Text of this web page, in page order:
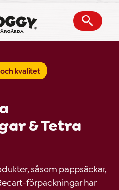
kvalitet
& Tetra
såsom pappsäckar,
förpackningar har